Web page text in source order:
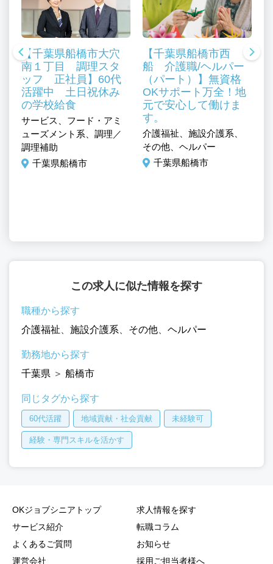
【千葉県船橋市大穴
南１丁目 調理スタ
ッフ 正社員】60代
活躍中 土日祝休み
の学校給食
サービス、フード・アミ
ューズメント系、調理／
調理補助
千葉県船橋市
【千葉県船橋市西
船 介護職/ヘルパー
（パート）】無資格
OKサポート万全！地
元で安心して働けま
す。
介護福祉、施設介護系、
その他、ヘルパー
千葉県船橋市
この求人に似た情報を探す
職種から探す
介護福祉
施設介護系 その他 ヘルパー
勤務地から探す
千葉県 ＞ 船橋市
同じタグから探す
60代活躍 地域貢献・社会貢献 未経験可
経験・専門スキルを活かす
OKジョブシニアトップ
サービス紹介
よくあるご質問
運営会社
求人情報を探す
転職コラム
お知らせ
採用ご担当者様へ